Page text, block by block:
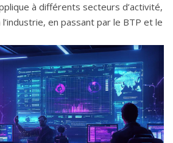
à différents secteurs d’activité,
en passant par le BTP et le